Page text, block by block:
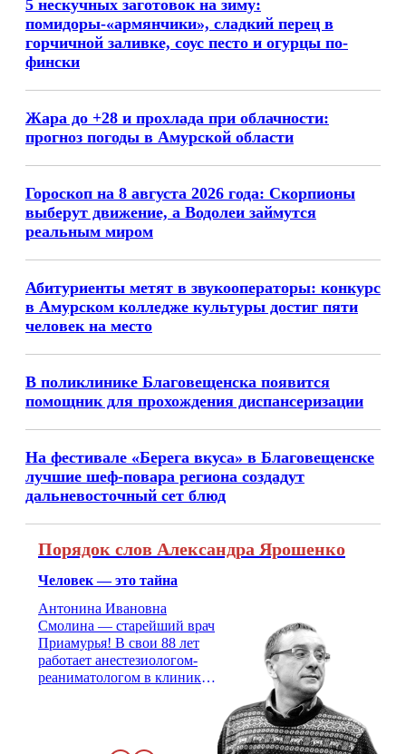
5 нескучных заготовок на зиму:
помидоры-«армянчики», сладкий перец в
горчичной заливке, соус песто и огурцы по-
фински
Жара до +28 и прохлада при облачности:
прогноз погоды в Амурской области
Гороскоп на 8 августа 2026 года: Скорпионы
выберут движение, а Водолеи займутся
реальным миром
Абитуриенты метят в звукооператоры: конкурс
в Амурском колледже культуры достиг пяти
человек на место
В поликлинике Благовещенска появится
помощник для прохождения диспансеризации
На фестивале «Берега вкуса» в Благовещенске
лучшие шеф-повара региона создадут
дальневосточный сет блюд
Порядок слов Александра Ярошенко
Человек — это тайна
Антонина Ивановна
Смолина — старейший врач
Приамурья! В свои 88 лет
работает анестезиологом-
реаниматологом в клинике
стажем о жизни, смерти